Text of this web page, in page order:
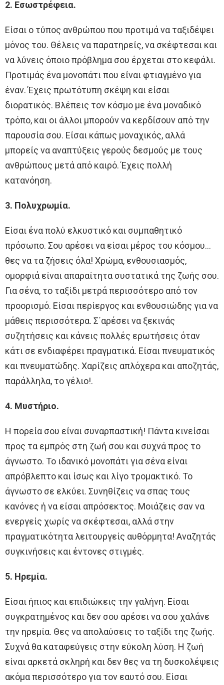
2. Εσωστρέφεια.
Είσαι ο τύπος ανθρώπου που προτιμά να ταξιδέψει
μόνος του. Θέλεις να παρατηρείς, να σκέφτεσαι και
να λύνεις όποιο πρόβλημα σου έρχεται στο κεφάλι.
Προτιμάς ένα μονοπάτι που είναι φτιαγμένο για
έναν. Έχεις πρωτότυπη σκέψη και είσαι
διορατικός. Βλέπεις τον κόσμο με ένα μοναδικό
τρόπο, και οι άλλοι μπορούν να κερδίσουν από την
παρουσία σου. Είσαι κάπως μοναχικός, αλλά
μπορείς να αναπτύξεις γερούς δεσμούς με τους
ανθρώπους μετά από καιρό. Έχεις πολλή
κατανόηση.
3. Πολυχρωμία.
Είσαι ένα πολύ ελκυστικό και συμπαθητικό
πρόσωπο. Σου αρέσει να είσαι μέρος του κόσμου…
θες να τα ζήσεις όλα! Χρώμα, ενθουσιασμός,
ομορφιά είναι απαραίτητα συστατικά της ζωής σου.
Για σένα, το ταξίδι μετρά περισσότερο από τον
προορισμό. Είσαι περίεργος και ενθουσιώδης για να
μάθεις περισσότερα. Σ΄αρέσει να ξεκινάς
συζητήσεις και κάνεις πολλές ερωτήσεις όταν
κάτι σε ενδιαφέρει πραγματικά. Είσαι πνευματικός
και πνευματώδης. Χαρίζεις απλόχερα και αποζητάς,
παράλληλα, το γέλιο!.
4. Μυστήριο.
Η πορεία σου είναι συναρπαστική! Πάντα κινείσαι
προς τα εμπρός στη ζωή σου και συχνά προς το
άγνωστο. Το ιδανικό μονοπάτι για σένα είναι
απρόβλεπτο και ίσως και λίγο τρομακτικό. Το
άγνωστο σε ελκύει. Συνηθίζεις να σπας τους
κανόνες ή να είσαι απρόσεκτος. Μοιάζεις σαν να
ενεργείς χωρίς να σκέφτεσαι, αλλά στην
πραγματικότητα λειτουργείς αυθόρμητα! Αναζητάς
συγκινήσεις και έντονες στιγμές.
5. Ηρεμία.
Είσαι ήπιος και επιδιώκεις την γαλήνη. Είσαι
συγκρατημένος και δεν σου αρέσει να σου χαλάνε
την ηρεμία. Θες να απολαύσεις το ταξίδι της ζωής.
Συχνά θα καταφεύγεις στην εύκολη λύση. Η ζωή
είναι αρκετά σκληρή και δεν θες να τη δυσκολέψεις
ακόμα περισσότερο για τον εαυτό σου. Είσαι